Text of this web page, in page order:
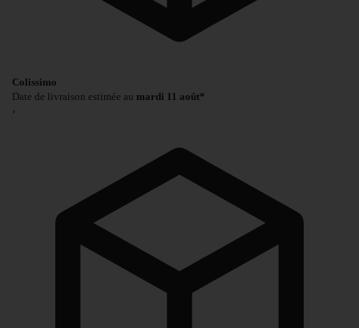
Colissimo
Date de livraison estimée au mardi 11 août*
›